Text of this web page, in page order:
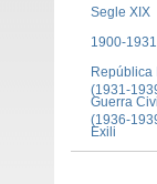
Segle XIX
1900-1931
República
(1931-
Guerra
(1936-
Exili